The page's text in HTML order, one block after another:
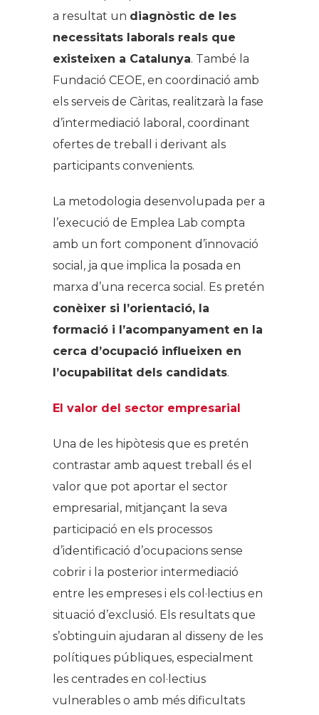
a resultat un diagnòstic de les
necessitats laborals reals que
existeixen a Catalunya. També la
Fundació CEOE, en coordinació amb
els serveis de Càritas, realitzarà la fase
d’intermediació laboral, coordinant
ofertes de treball i derivant als
participants convenients.
La metodologia desenvolupada per a
l’execució de Emplea Lab compta
amb un fort component d’innovació
social, ja que implica la posada en
marxa d’una recerca social. Es pretén
conèixer si l’orientació, la
formació i l’acompanyament en la
cerca d’ocupació influeixen en
l’ocupabilitat dels candidats.
El valor del sector empresarial
Una de les hipòtesis que es pretén
contrastar amb aquest treball és el
valor que pot aportar el sector
empresarial, mitjançant la seva
participació en els processos
d’identificació d’ocupacions sense
cobrir i la posterior intermediació
entre les empreses i els col·lectius en
situació d’exclusió. Els resultats que
s’obtinguin ajudaran al disseny de les
polítiques públiques, especialment
les centrades en col·lectius
vulnerables o amb més dificultats